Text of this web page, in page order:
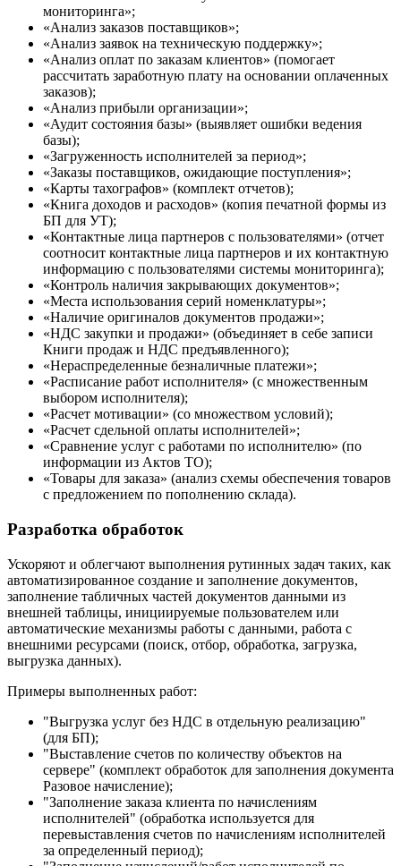
мониторинга»;
«Анализ заказов поставщиков»;
«Анализ заявок на техническую поддержку»;
«Анализ оплат по заказам клиентов» (помогает
рассчитать заработную плату на основании оплаченных
заказов);
«Анализ прибыли организации»;
«Аудит состояния базы» (выявляет ошибки ведения
базы);
«Загруженность исполнителей за период»;
«Заказы поставщиков, ожидающие поступления»;
«Карты тахографов» (комплект отчетов);
«Книга доходов и расходов» (копия печатной формы из
БП для УТ);
«Контактные лица партнеров с пользователями» (отчет
соотносит контактные лица партнеров и их контактную
информацию с пользователями системы мониторинга);
«Контроль наличия закрывающих документов»;
«Места использования серий номенклатуры»;
«Наличие оригиналов документов продажи»;
«НДС закупки и продажи» (объединяет в себе записи
Книги продаж и НДС предъявленного);
«Нераспределенные безналичные платежи»;
«Расписание работ исполнителя» (с множественным
выбором исполнителя);
«Расчет мотивации» (со множеством условий);
«Расчет сдельной оплаты исполнителей»;
«Сравнение услуг с работами по исполнителю» (по
информации из Актов ТО);
«Товары для заказа» (анализ схемы обеспечения товаров
с предложением по пополнению склада).
Разработка обработок
Ускоряют и облегчают выполнения рутинных задач таких, как
автоматизированное создание и заполнение документов,
заполнение табличных частей документов данными из
внешней таблицы, инициируемые пользователем или
автоматические механизмы работы с данными, работа с
внешними ресурсами (поиск, отбор, обработка, загрузка,
выгрузка данных).
Примеры выполненных работ:
"Выгрузка услуг без НДС в отдельную реализацию"
(для БП);
"Выставление счетов по количеству объектов на
сервере" (комплект обработок для заполнения документа
Разовое начисление);
"Заполнение заказа клиента по начислениям
исполнителей" (обработка используется для
перевыставления счетов по начислениям исполнителей
за определенный период);